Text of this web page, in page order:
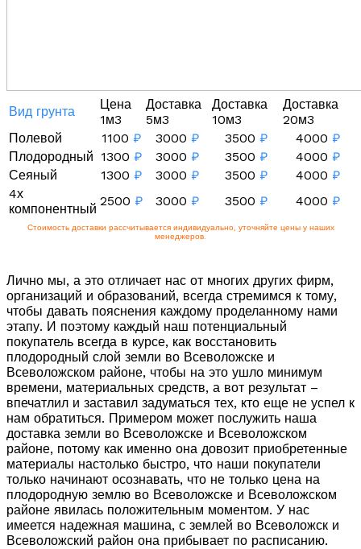
Вид грунта
Цена
1м3
Доставка
5м3
Доставка
10м3
Доставка
20м3
Полевой
1100 ₽ 3000 ₽ 3500 ₽ 4000 ₽
Плодородный 1300 ₽ 3000 ₽ 3500 ₽ 4000 ₽
Сеяный
1300 ₽ 3000 ₽ 3500 ₽ 4000 ₽
4х
компонентный
2500 ₽ 3000 ₽ 3500 ₽ 4000 ₽
Стоимость доставки рассчитывается индивидуально, уточняйте цены у наших
менеджеров.
Лично мы, а это отличает нас от многих других фирм,
организаций и образований, всегда стремимся к тому,
чтобы давать пояснения каждому проделанному нами
этапу. И поэтому каждый наш потенциальный
покупатель всегда в курсе, как восстановить
плодородный слой земли во Всеволожске и
Всеволожском районе, чтобы на это ушло минимум
времени, материальных средств, а вот результат –
впечатлил и заставил задуматься тех, кто еще не успел к
нам обратиться. Примером может послужить наша
доставка земли во Всеволожске и Всеволожском
районе, потому как именно она довозит приобретенные
материалы настолько быстро, что наши покупатели
только начинают осознавать, что не только цена на
плодородную землю во Всеволожске и Всеволожском
районе явилась положительным моментом. У нас
имеется надежная машина, с землей во Всеволожск и
Всеволожский район она прибывает по расписанию.